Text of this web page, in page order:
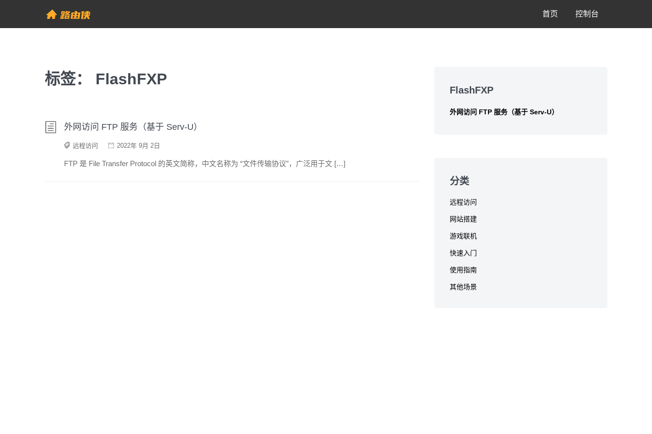
content
帮助中心 - 路由侠
首页 控制台
标签： FlashFXP
外网访问 FTP 服务（基于 Serv-U）
远程访问 2022年 9月 2日
FTP 是 File Transfer Protocol 的英文简称，中文名称为 “文件传输协议”，广泛用于文 […]
FlashFXP
外网访问 FTP 服务（基于 Serv-U）
分类
远程访问
网站搭建
游戏联机
快速入门
使用指南
其他场景